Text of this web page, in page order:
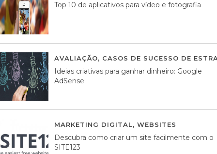
Top 10 de aplicativos para vídeo e fotografia
AVALIAÇÃO, CASOS DE SUCESSO DE
Ideias criativas para ganhar dinheiro: Google
AdSense
MARKETING DIGITAL, WEBSITES
Descubra como criar um site facilmente com o
SITE123